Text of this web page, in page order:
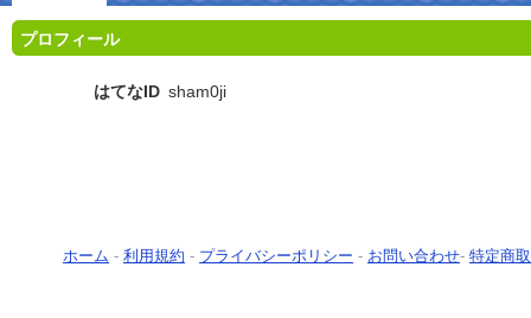
プロフィール
はてなID sham0ji
ホーム - 利用規約 - プライバシーポリシー - お問い合わせ- 特定商